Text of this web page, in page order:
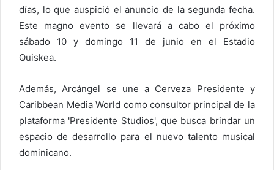
días, lo que auspició el anuncio de la segunda fecha.
Este magno evento se llevará a cabo el próximo
sábado 10 y domingo 11 de junio en el Estadio
Quiskea.
Además, Arcángel se une a Cerveza Presidente y
Caribbean Media World como consultor principal de la
plataforma 'Presidente Studios', que busca brindar un
espacio de desarrollo para el nuevo talento musical
dominicano.